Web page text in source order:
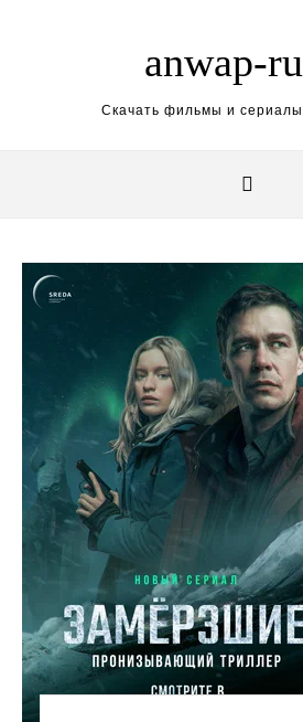
anwap-
Скачать фильмы и